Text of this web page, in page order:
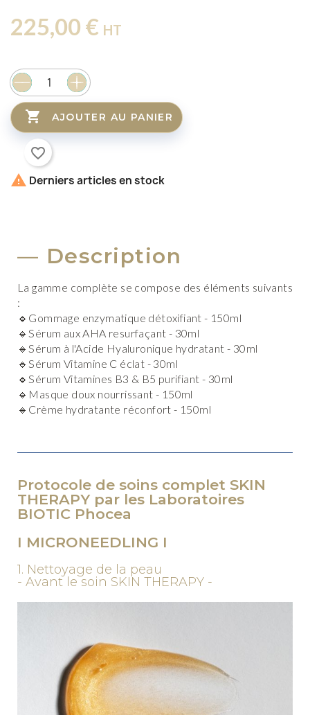
225,00 € HT
 AJOUTER AU PANIER
favorite_border
 Derniers articles en stock
Description
La gamme complète se compose des éléments suivants
:
🔹Gommage enzymatique détoxifiant - 150ml
🔹Sérum aux AHA resurfaçant - 30ml
🔹Sérum à l'Acide Hyaluronique hydratant - 30ml
🔹Sérum Vitamine C éclat - 30ml
🔹Sérum Vitamines B3 & B5 purifiant - 30ml
🔹Masque doux nourrissant - 150ml
🔹Crème hydratante réconfort - 150ml
Protocole de soins complet SKIN
THERAPY par les Laboratoires
BIOTIC Phocea
I MICRONEEDLING I
1. Nettoyage de la peau
- Avant le soin SKIN THERAPY -